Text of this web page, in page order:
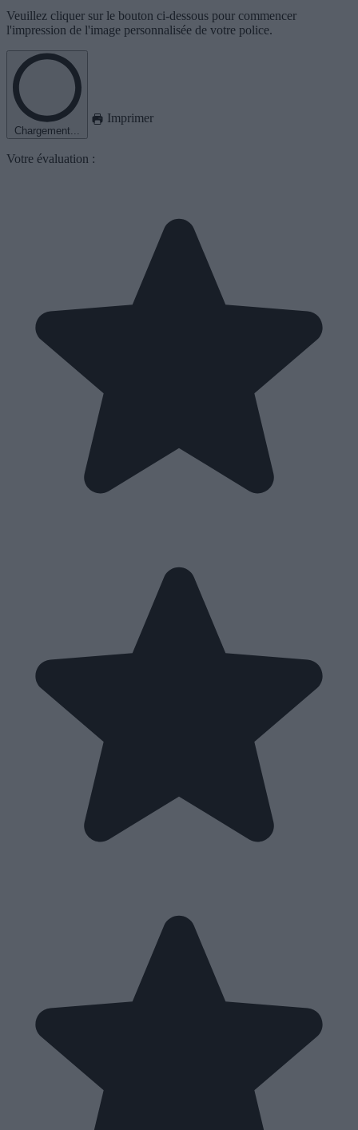
Veuillez cliquer sur le bouton ci-dessous pour commencer
l'impression de l'image personnalisée de votre police.
Chargement...
Imprimer
Votre évaluation :